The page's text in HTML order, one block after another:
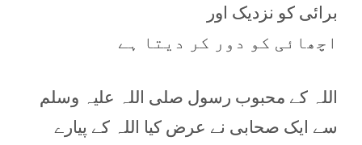
برائی کو نزدیک اور
اچھائی کو دور کر دیتا ہے
اللہ کے محبوب رسول صلی اللہ علیہ وسلم
سے ایک صحابی نے عرض کیا اللہ کے پیارے